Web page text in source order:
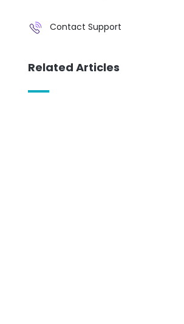
Contact Support
Related Articles